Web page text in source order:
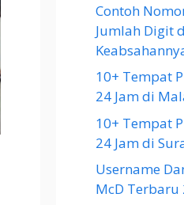
Contoh
Jumlah Digit
10+ Tempat
24 Jam di
10+ Tempat
24 Jam di
Username
McD Terbaru